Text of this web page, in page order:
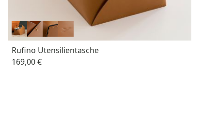
Rufino Utensilientasche
169,00 €